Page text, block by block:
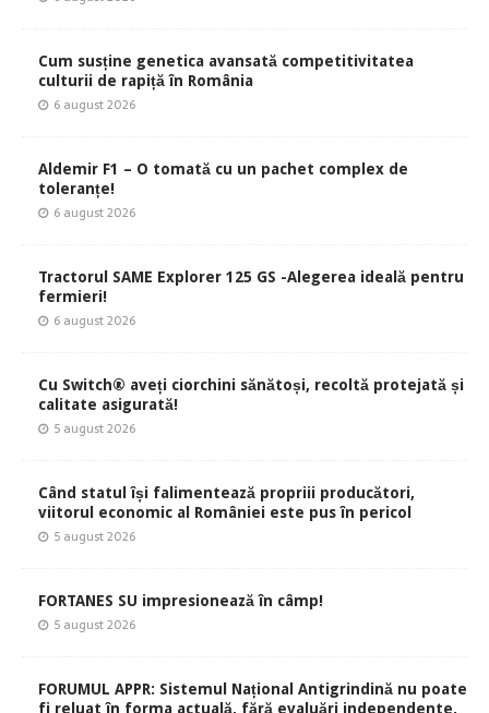
Cum susține genetica avansată competitivitatea
culturii de rapiță în România
6 august 2026
Aldemir F1 – O tomată cu un pachet complex de
toleranțe!
6 august 2026
Tractorul SAME Explorer 125 GS -Alegerea ideală pentru
fermieri!
6 august 2026
Cu Switch® aveți ciorchini sănătoși, recoltă protejată și
calitate asigurată!
5 august 2026
Când statul își falimentează propriii producători,
viitorul economic al României este pus în pericol
5 august 2026
FORTANES SU impresionează în câmp!
5 august 2026
FORUMUL APPR: Sistemul Național Antigrindină nu poate
fi reluat în forma actuală, fără evaluări independente,